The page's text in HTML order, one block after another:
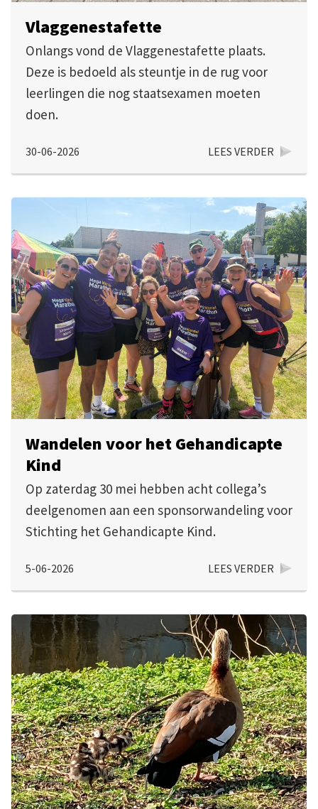
Vlaggenestafette
Onlangs vond de Vlaggenestafette plaats.
Deze is bedoeld als steuntje in de rug voor
leerlingen die nog staatsexamen moeten
doen.
30-06-2026 LEES VERDER
Wandelen voor het Gehandicapte
Kind
Op zaterdag 30 mei hebben acht collega’s
deelgenomen aan een sponsorwandeling voor
Stichting het Gehandicapte Kind.
5-06-2026 LEES VERDER